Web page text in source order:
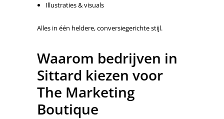
Illustraties & visuals
Alles in één heldere, conversiegerichte stijl.
Waarom bedrijven in
Sittard kiezen voor
The Marketing
Boutique